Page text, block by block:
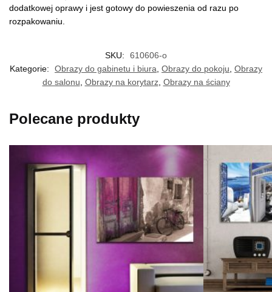
dodatkowej oprawy i jest gotowy do powieszenia od razu po
rozpakowaniu.
SKU:
610606-o
Kategorie:
Obrazy do gabinetu i biura Obrazy do pokoju Obrazy
do salonu Obrazy na korytarz, Obrazy na ściany
Polecane produkty